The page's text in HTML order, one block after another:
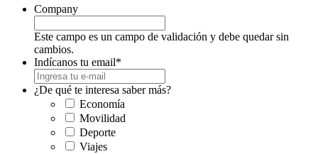
Company
Este campo es un campo de validación y debe quedar sin
cambios.
Indícanos tu email*
¿De qué te interesa saber más?
Economía
Movilidad
Deporte
Viajes